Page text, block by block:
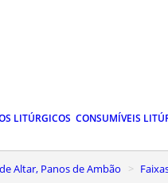
LITÚRGICOS CONSUMÍVEIS
Altar, Panos de Ambão